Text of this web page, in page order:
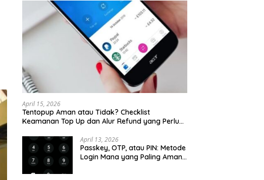
April 15, 2026
Tentopup Aman atau Tidak? Checklist
Keamanan Top Up dan Alur Refund yang Perlu
April 13, 2026
Passkey, OTP, atau PIN: Metode
Login Mana yang Paling Aman